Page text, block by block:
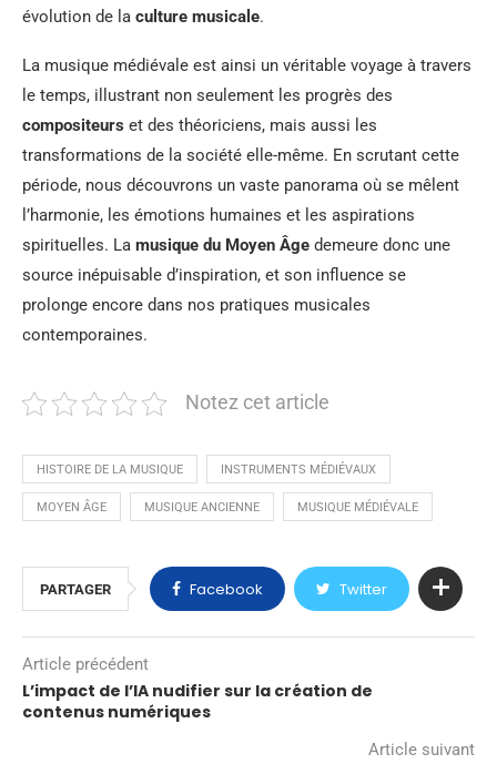
évolution de la culture musicale.
La musique médiévale est ainsi un véritable voyage à travers
le temps, illustrant non seulement les progrès des
compositeurs et des théoriciens, mais aussi les
transformations de la société elle-même. En scrutant cette
période, nous découvrons un vaste panorama où se mêlent
l’harmonie, les émotions humaines et les aspirations
spirituelles. La musique du Moyen Âge demeure donc une
source inépuisable d’inspiration, et son influence se
prolonge encore dans nos pratiques musicales
contemporaines.
Notez cet article
HISTOIRE DE LA MUSIQUE INSTRUMENTS MÉDIÉVAUX
MOYEN ÂGE MUSIQUE ANCIENNE MUSIQUE MÉDIÉVALE
PARTAGER Facebook Twitter
Article précédent
L’impact de l’IA nudifier sur la création de
contenus numériques
Article suivant